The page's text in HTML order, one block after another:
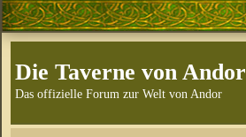
Die Taverne von Andor
Das offizielle Forum zur Welt von Andor